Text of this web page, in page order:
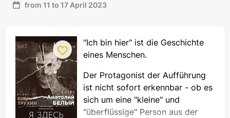
from 11 to 17 April 2023
"Ich bin hier" ist die Geschichte
eines Menschen.
Der Protagonist der Aufführung
ist nicht sofort erkennbar - ob es
sich um eine "kleine" und
"überflüssige" Person aus der